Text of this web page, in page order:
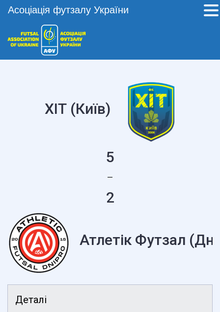
ХІТ (Київ)
5
—
2
Атлетік Футзал
Деталі
Асоціація футзалу України